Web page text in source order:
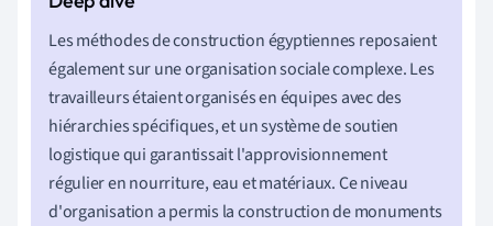
Les méthodes de construction égyptiennes reposaient
également sur une organisation sociale complexe. Les
travailleurs étaient organisés en équipes avec des
hiérarchies spécifiques, et un système de soutien
logistique qui garantissait l'approvisionnement
régulier en nourriture, eau et matériaux. Ce niveau
d'organisation a permis la construction de monuments